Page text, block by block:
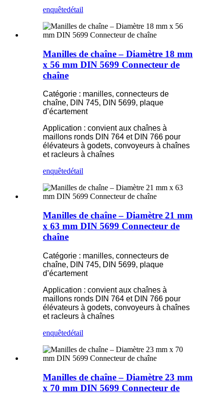
enquêtedétail
Manilles de chaîne – Diamètre 18 mm
x 56 mm DIN 5699 Connecteur de
chaîne
Catégorie : manilles, connecteurs de
chaîne, DIN 745, DIN 5699, plaque
d’écartement
Application : convient aux chaînes à
maillons ronds DIN 764 et DIN 766 pour
élévateurs à godets, convoyeurs à chaînes
et racleurs à chaînes
enquêtedétail
Manilles de chaîne – Diamètre 21 mm
x 63 mm DIN 5699 Connecteur de
chaîne
Catégorie : manilles, connecteurs de
chaîne, DIN 745, DIN 5699, plaque
d’écartement
Application : convient aux chaînes à
maillons ronds DIN 764 et DIN 766 pour
élévateurs à godets, convoyeurs à chaînes
et racleurs à chaînes
enquêtedétail
Manilles de chaîne – Diamètre 23 mm
x 70 mm DIN 5699 Connecteur de